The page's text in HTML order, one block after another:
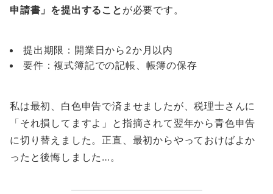
申請書」を提出すること が必要です。
提出期限：開業日から2か月以内
要件：複式簿記での記帳、帳簿の保存
私は最初、白色申告で済ませましたが、税理士さんに
「それ損してますよ」と指摘されて翌年から青色申告
に切り替えました。正直、最初からやっておけばよか
ったと後悔しました…。